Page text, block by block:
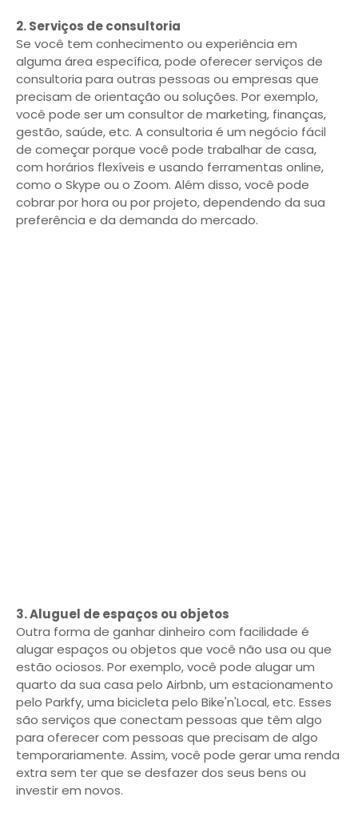
2. Serviços de consultoria
Se você tem conhecimento ou experiência em
alguma área específica, pode oferecer serviços de
consultoria para outras pessoas ou empresas que
precisam de orientação ou soluções. Por exemplo,
você pode ser um consultor de marketing, finanças,
gestão, saúde, etc. A consultoria é um negócio fácil
de começar porque você pode trabalhar de casa,
com horários flexíveis e usando ferramentas online,
como o Skype ou o Zoom. Além disso, você pode
cobrar por hora ou por projeto, dependendo da sua
preferência e da demanda do mercado.
3. Aluguel de espaços ou objetos
Outra forma de ganhar dinheiro com facilidade é
alugar espaços ou objetos que você não usa ou que
estão ociosos. Por exemplo, você pode alugar um
quarto da sua casa pelo Airbnb, um estacionamento
pelo Parkfy, uma bicicleta pelo Bike'n'Local, etc. Esses
são serviços que conectam pessoas que têm algo
para oferecer com pessoas que precisam de algo
temporariamente. Assim, você pode gerar uma renda
extra sem ter que se desfazer dos seus bens ou
investir em novos.